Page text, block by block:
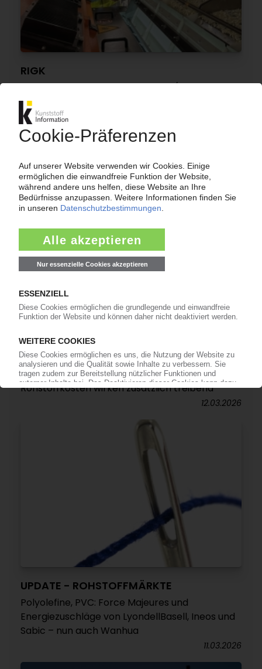
RIGK
Kooperation mit spanischer GCR / Projekt
evaluiert Recycling von Industrieverpackungen
POLYMERPREISE
Kunststofferzeuger kündigen teils drastische
Forderungen wegen des Iran-Kriegs an /
Vermehrte Exportnachfragen / Höhere
Rohstoffkosten wirken zusätzlich treibend
12.03.2026
UPDATE - ROHSTOFFMÄRKTE
Polyolefine, PVC: Force Majeures und
Energiezuschläge von LyondellBasell, Ineos und
Sabic – nun auch Wanhua
11.03.2026